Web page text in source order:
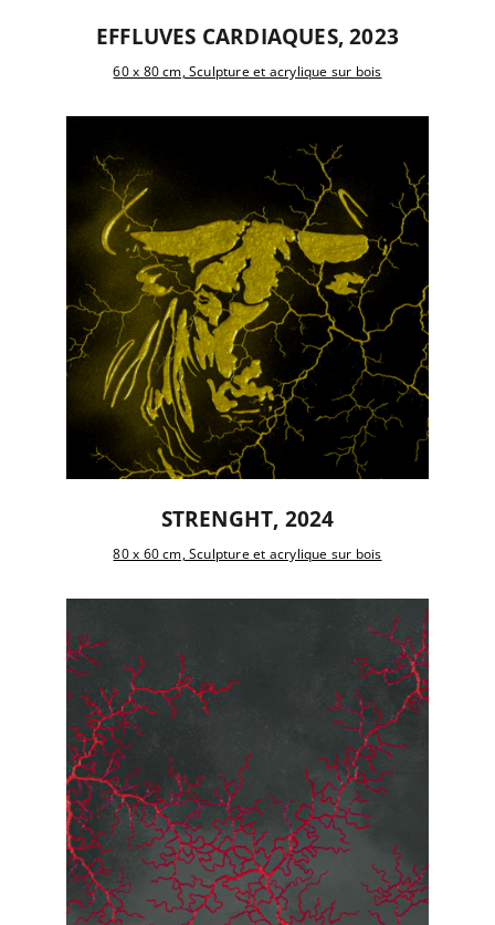
EFFLUVES CARDIAQUES, 2023
60 x 80 cm, Sculpture et acrylique sur bois
STRENGHT, 2024
80 x 60 cm, Sculpture et acrylique sur bois